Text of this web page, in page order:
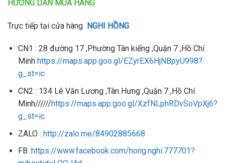
HƯỚNG DẪN MUA HÀNG
Trực tiếp tại cửa hàng NGHI HỒNG
CN1 : 28 đường 17 ,Phường Tân kiểng ,Quận 7 ,Hồ Chí
Minh https://maps.app.goo.gl/EZyrEX6HjNBpyU998?
g_st=ic
CN2 : 134 Lê Văn Lương ,Tân Hưng ,Quận 7 ,Hồ Chí
Minh//////https://maps.app.goo.gl/XzfNLphRDvSoVpXj6?
g_st=ic
ZALO : http://zalo.me/84902885668
FB :https://www.facebook.com/hong.nghi.777701?